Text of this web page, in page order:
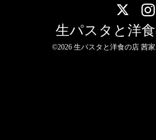
生パスタと洋
©2026 生パスタと洋食の店 茜家